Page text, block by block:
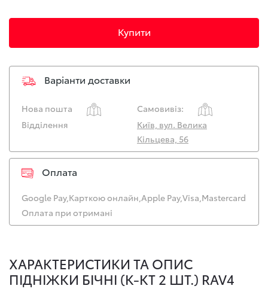
Купити
Варіанти доставки
Нова пошта
Самовивіз:
Відділення
Київ, вул. Велика
Кільцева, 56
Оплата
Google Pay,Карткою онлайн,Apple Pay,Visa,Mastercard
Оплата при отримані
ХАРАКТЕРИСТИКИ ТА ОПИС
ПІДНІЖКИ БІЧНІ (К-КТ 2 ШТ.) RAV4